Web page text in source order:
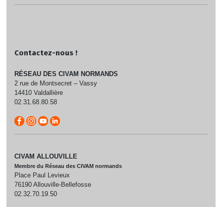
Contactez-nous !
RÉSEAU DES CIVAM NORMANDS
2 rue de Montsecret – Vassy
14410 Valdallière
02.31.68.80.58
CIVAM ALLOUVILLE
Membre du Réseau des CIVAM normands
Place Paul Levieux
76190 Allouville-Bellefosse
02.32.70.19.50